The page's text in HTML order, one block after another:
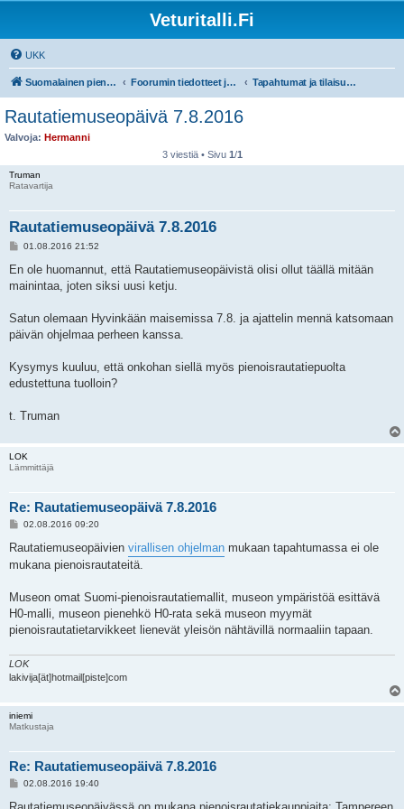
Veturitalli.Fi
UKK
Suomalainen pienoisrautatiefoorumi Foorumin tiedotteet ja ohjeet Tapahtumat ja tilaisuudet
Rautatiemuseopäivä 7.8.2016
Valvoja: Hermanni
3 viestiä • Sivu 1/1
Truman
Ratavartija
Rautatiemuseopäivä 7.8.2016
V
e
t
01.08.2016 21:52
En ole huomannut, että Rautatiemuseopäivistä olisi ollut täällä mitään
mainintaa, joten siksi uusi ketju.
Satun olemaan Hyvinkään maisemissa 7.8. ja ajattelin mennä katsomaan
päivän ohjelmaa perheen kanssa.
Kysymys kuuluu, että onkohan siellä myös pienoisrautatiepuolta
edustettuna tuolloin?
t. Truman
LOK
Lämmittäjä
Re: Rautatiemuseopäivä 7.8.2016
V
e
t
02.08.2016 09:20
Rautatiemuseopäivien virallisen ohjelman mukaan tapahtumassa ei ole
mukana pienoisrautateitä.
Museon omat Suomi-pienoisrautatiemallit, museon ympäristöä esittävä
H0-malli, museon pienehkö H0-rata sekä museon myymät
pienoisrautatietarvikkeet lienevät yleisön nähtävillä normaaliin tapaan.
LOK
lakivija[ät]hotmail[piste]com
iniemi
Matkustaja
Re: Rautatiemuseopäivä 7.8.2016
V
e
02.08.2016 19:40